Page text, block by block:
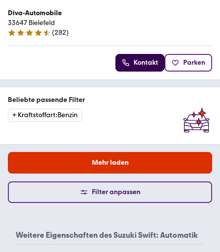
Diva-Automobile
33647 Bielefeld
4.7 Sterne
(282)
Kontakt Parken
Beliebte passende Filter
+ Kraftstoffart:Benzin
Mehr laden
Filter anpassen
Weitere Eigenschaften desSuzuki Swift: Automatik